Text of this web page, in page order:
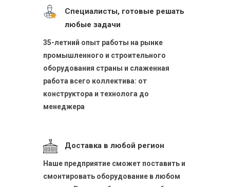
Специалисты, готовые решать
любые задачи
35-летний опыт работы на рынке
промышленного и строительного
оборудования страны и слаженная
работа всего коллектива: от
конструктора и технолога до
менеджера
Доставка в любой регион
Наше предприятие сможет поставить и
смонтировать оборудование в любом